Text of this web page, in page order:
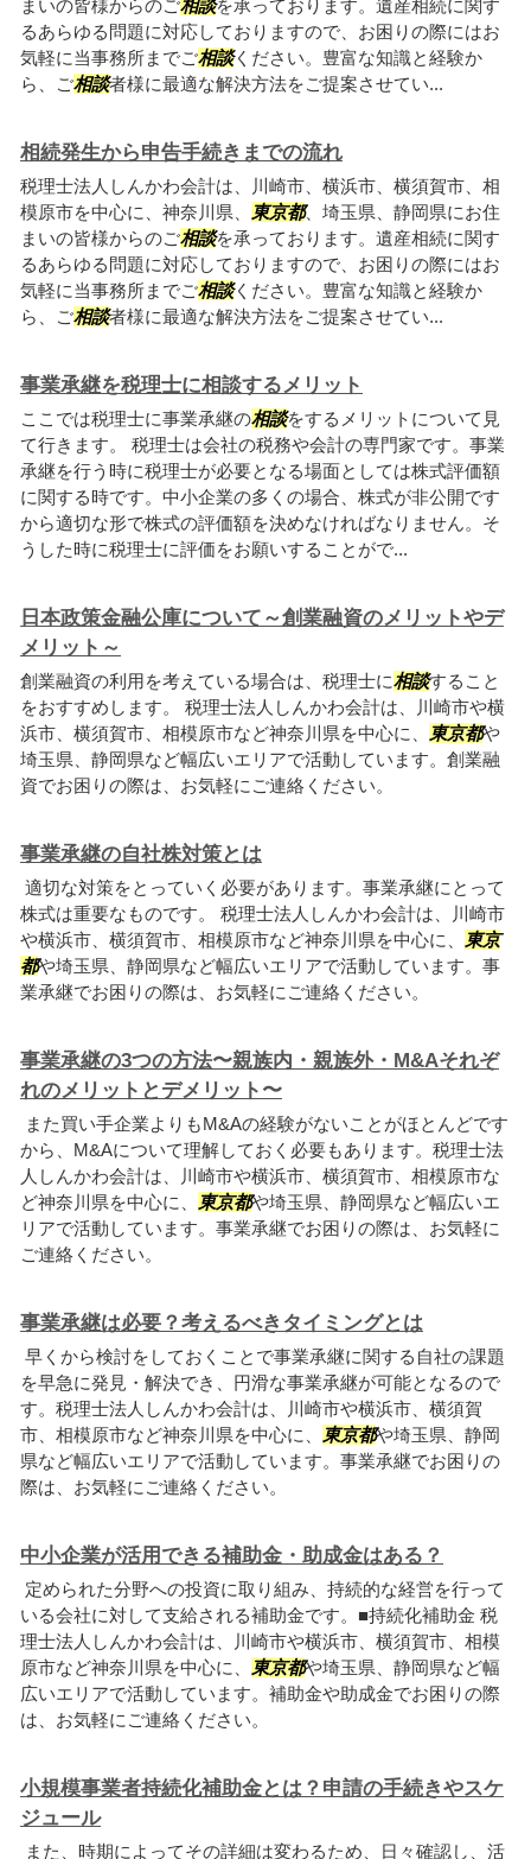
まいの皆様からのご相談を承っております。遺産相続に関す
るあらゆる問題に対応しておりますので、お困りの際にはお
気軽に当事務所までご相談ください。豊富な知識と経験か
ら、ご相談者様に最適な解決方法をご提案させてい...
相続発生から申告手続きまでの流れ
税理士法人しんかわ会計は、川崎市、横浜市、横須賀市、相
模原市を中心に、神奈川県、
東京都、埼玉県、静岡県にお住
まいの皆様からのご相談を承っております。遺産相続に関す
るあらゆる問題に対応しておりますので、お困りの際にはお
気軽に当事務所までご相談ください。豊富な知識と経験か
ら、ご相談者様に最適な解決方法をご提案させてい...
事業承継を税理士に相談するメリット
ここでは税理士に事業承継の相談をするメリットについて見
て行きます。 税理士は会社の税務や会計の専門家です。事業
承継を行う時に税理士が必要となる場面としては株式評価額
に関する時です。中小企業の多くの場合、株式が非公開です
から適切な形で株式の評価額を決めなければなりません。そ
うした時に税理士に評価をお願いすることがで...
日本政策金融公庫について～創業融資のメリットやデ
メリット～
創業融資の利用を考えている場合は、税理士に相談すること
をおすすめします。 税理士法人しんかわ会計は、川崎市や横
浜市、横須賀市、相模原市など神奈川県を中心に、
東京都や
埼玉県、静岡県など幅広いエリアで活動しています。創業融
資でお困りの際は、お気軽にご連絡ください。
事業承継の自社株対策とは
適切な対策をとっていく必要があります。事業承継にとって
株式は重要なものです。 税理士法人しんかわ会計は、川崎市
や横浜市、横須賀市、相模原市など神奈川県を中心に、
東京
都や埼玉県、静岡県など幅広いエリアで活動しています。事
業承継でお困りの際は、お気軽にご連絡ください。
事業承継の3つの方法〜親族内・親族外・M&Aそれぞ
れのメリットとデメリット〜
また買い手企業よりもM&Aの経験がないことがほとんどです
から、M&Aについて理解しておく必要もあります。税理士法
人しんかわ会計は、川崎市や横浜市、横須賀市、相模原市な
ど神奈川県を中心に、
東京都や埼玉県、静岡県など幅広いエ
リアで活動しています。事業承継でお困りの際は、お気軽に
ご連絡ください。
事業承継は必要？考えるべきタイミングとは
早くから検討をしておくことで事業承継に関する自社の課題
を早急に発見・解決でき、円滑な事業承継が可能となるので
す。税理士法人しんかわ会計は、川崎市や横浜市、横須賀
市、相模原市など神奈川県を中心に、
東京都や埼玉県、静岡
県など幅広いエリアで活動しています。事業承継でお困りの
際は、お気軽にご連絡ください。
中小企業が活用できる補助金・助成金はある？
定められた分野への投資に取り組み、持続的な経営を行って
いる会社に対して支給される補助金です。■持続化補助金 税
理士法人しんかわ会計は、川崎市や横浜市、横須賀市、相模
原市など神奈川県を中心に、
東京都や埼玉県、静岡県など幅
広いエリアで活動しています。補助金や助成金でお困りの際
は、お気軽にご連絡ください。
小規模事業者持続化補助金とは？申請の手続きやスケ
ジュール
また、時期によってその詳細は変わるため、日々確認し、活